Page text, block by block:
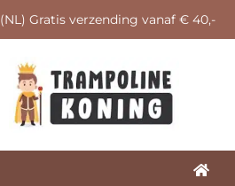
(NL) Gratis verzending vanaf € 40,-